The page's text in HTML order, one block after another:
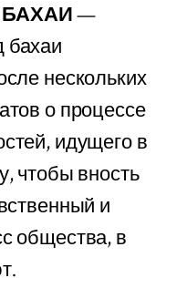
—
нескольких
о процессе
идущего в
чтобы вность
и
общества, в